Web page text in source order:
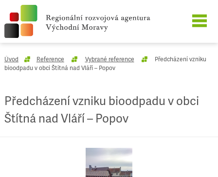
O SPOLEČNOSTI
REFERENCE
Úvod Reference Vybrané reference
Předcházení vzniku
bioodpadu v obci Štítná nad Vláří – Popov
Předcházení vzniku bioodpadu v obci
Štítná nad Vláří – Popov